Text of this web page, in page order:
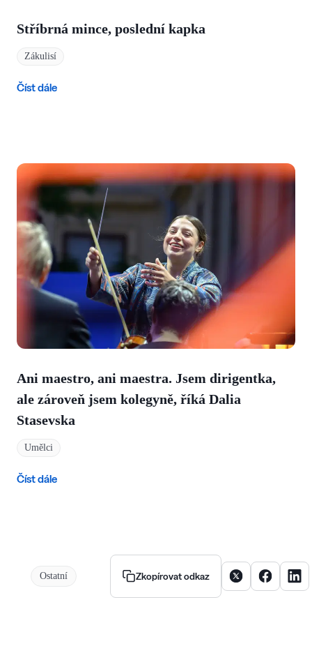
Stříbrná mince, poslední kapka
Zákulisí
Číst dále
Ani maestro, ani maestra. Jsem dirigentka,
ale zároveň jsem kolegyně, říká Dalia
Stasevska
Umělci
Číst dále
Ostatní Zkopírovat odkaz Sdílet článek na X
Sdílet